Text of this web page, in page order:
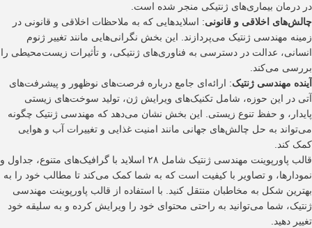
در درمان بیماری‌های ژنتیکی منجر شده است.
چالش‌های اخلاقی و قانونی: اسلایدهایی که به ملاحظات اخلاقی و قانونی در
زمینه مهندسی ژنتیک می‌پردازند. این بخش نگرانی‌هایی مانند تغییر ژنوم
انسانی، عدالت در دسترسی به فناوری‌های ژنتیکی، و تأثیرات زیست‌محیطی را
بررسی می‌کند.
آینده مهندسی ژنتیک: ارائه‌ای جامع درباره فرصت‌های نوظهور و پیشرفت‌های
آتی در این حوزه، شامل تکنیک‌های ویرایش ژن، تولید سوخت‌های زیستی
پایدار، و حفظ تنوع زیستی. این بخش نشان می‌دهد که مهندسی ژنتیک چگونه
می‌تواند به حل چالش‌های جهانی مانند امنیت غذایی و تغییرات آب و هوایی
کمک کند.
قالب پاورپوینت مهندسی ژنتیک شامل ۲۸ اسلاید با گرافیک‌های متنوع، جداول و
نمودارها، و تصاویر با کیفیت است که به شما کمک می‌کند تا مطالب خود را به
بهترین شکل به مخاطبان منتقل کنید. با استفاده از قالب پاورپوینت مهندسی
ژنتیک، شما می‌توانید به راحتی محتوای خود را ویرایش کرده و به سلیقه خود
تغییر دهید.